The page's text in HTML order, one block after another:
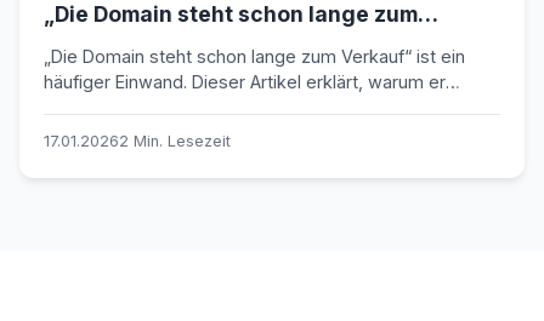
„Die Domain steht schon lange zum
Verkauf“
„Die Domain steht schon lange zum Verkauf“ ist ein
häufiger Einwand. Dieser Artikel erklärt, warum er
entkräften.
17.01.20262 Min. Lesezeit